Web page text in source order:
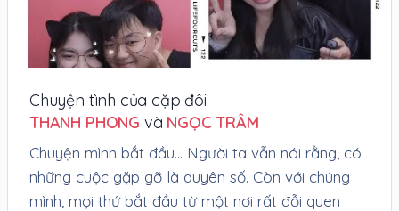
Chuyện tình của cặp đôi
THANH PHONG và NGỌC TRÂM
Chuyện mình bắt đầu... Người ta vẫn nói rằng, có
những cuộc gặp gỡ là duyên số. Còn với chúng
mình, mọi thứ bắt đầu từ một nơi rất đỗi quen